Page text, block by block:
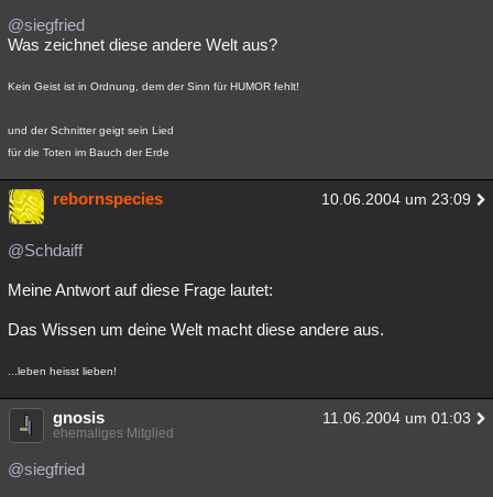
@siegfried
Was zeichnet diese andere Welt aus?
Kein Geist ist in Ordnung, dem der Sinn für HUMOR fehlt!
und der Schnitter geigt sein Lied
für die Toten im Bauch der Erde
rebornspecies 10.06.2004 um 23:09
@Schdaiff
Meine Antwort auf diese Frage lautet:
Das Wissen um deine Welt macht diese andere aus.
...leben heisst lieben!
gnosis 11.06.2004 um 01:03
ehemaliges Mitglied
@siegfried